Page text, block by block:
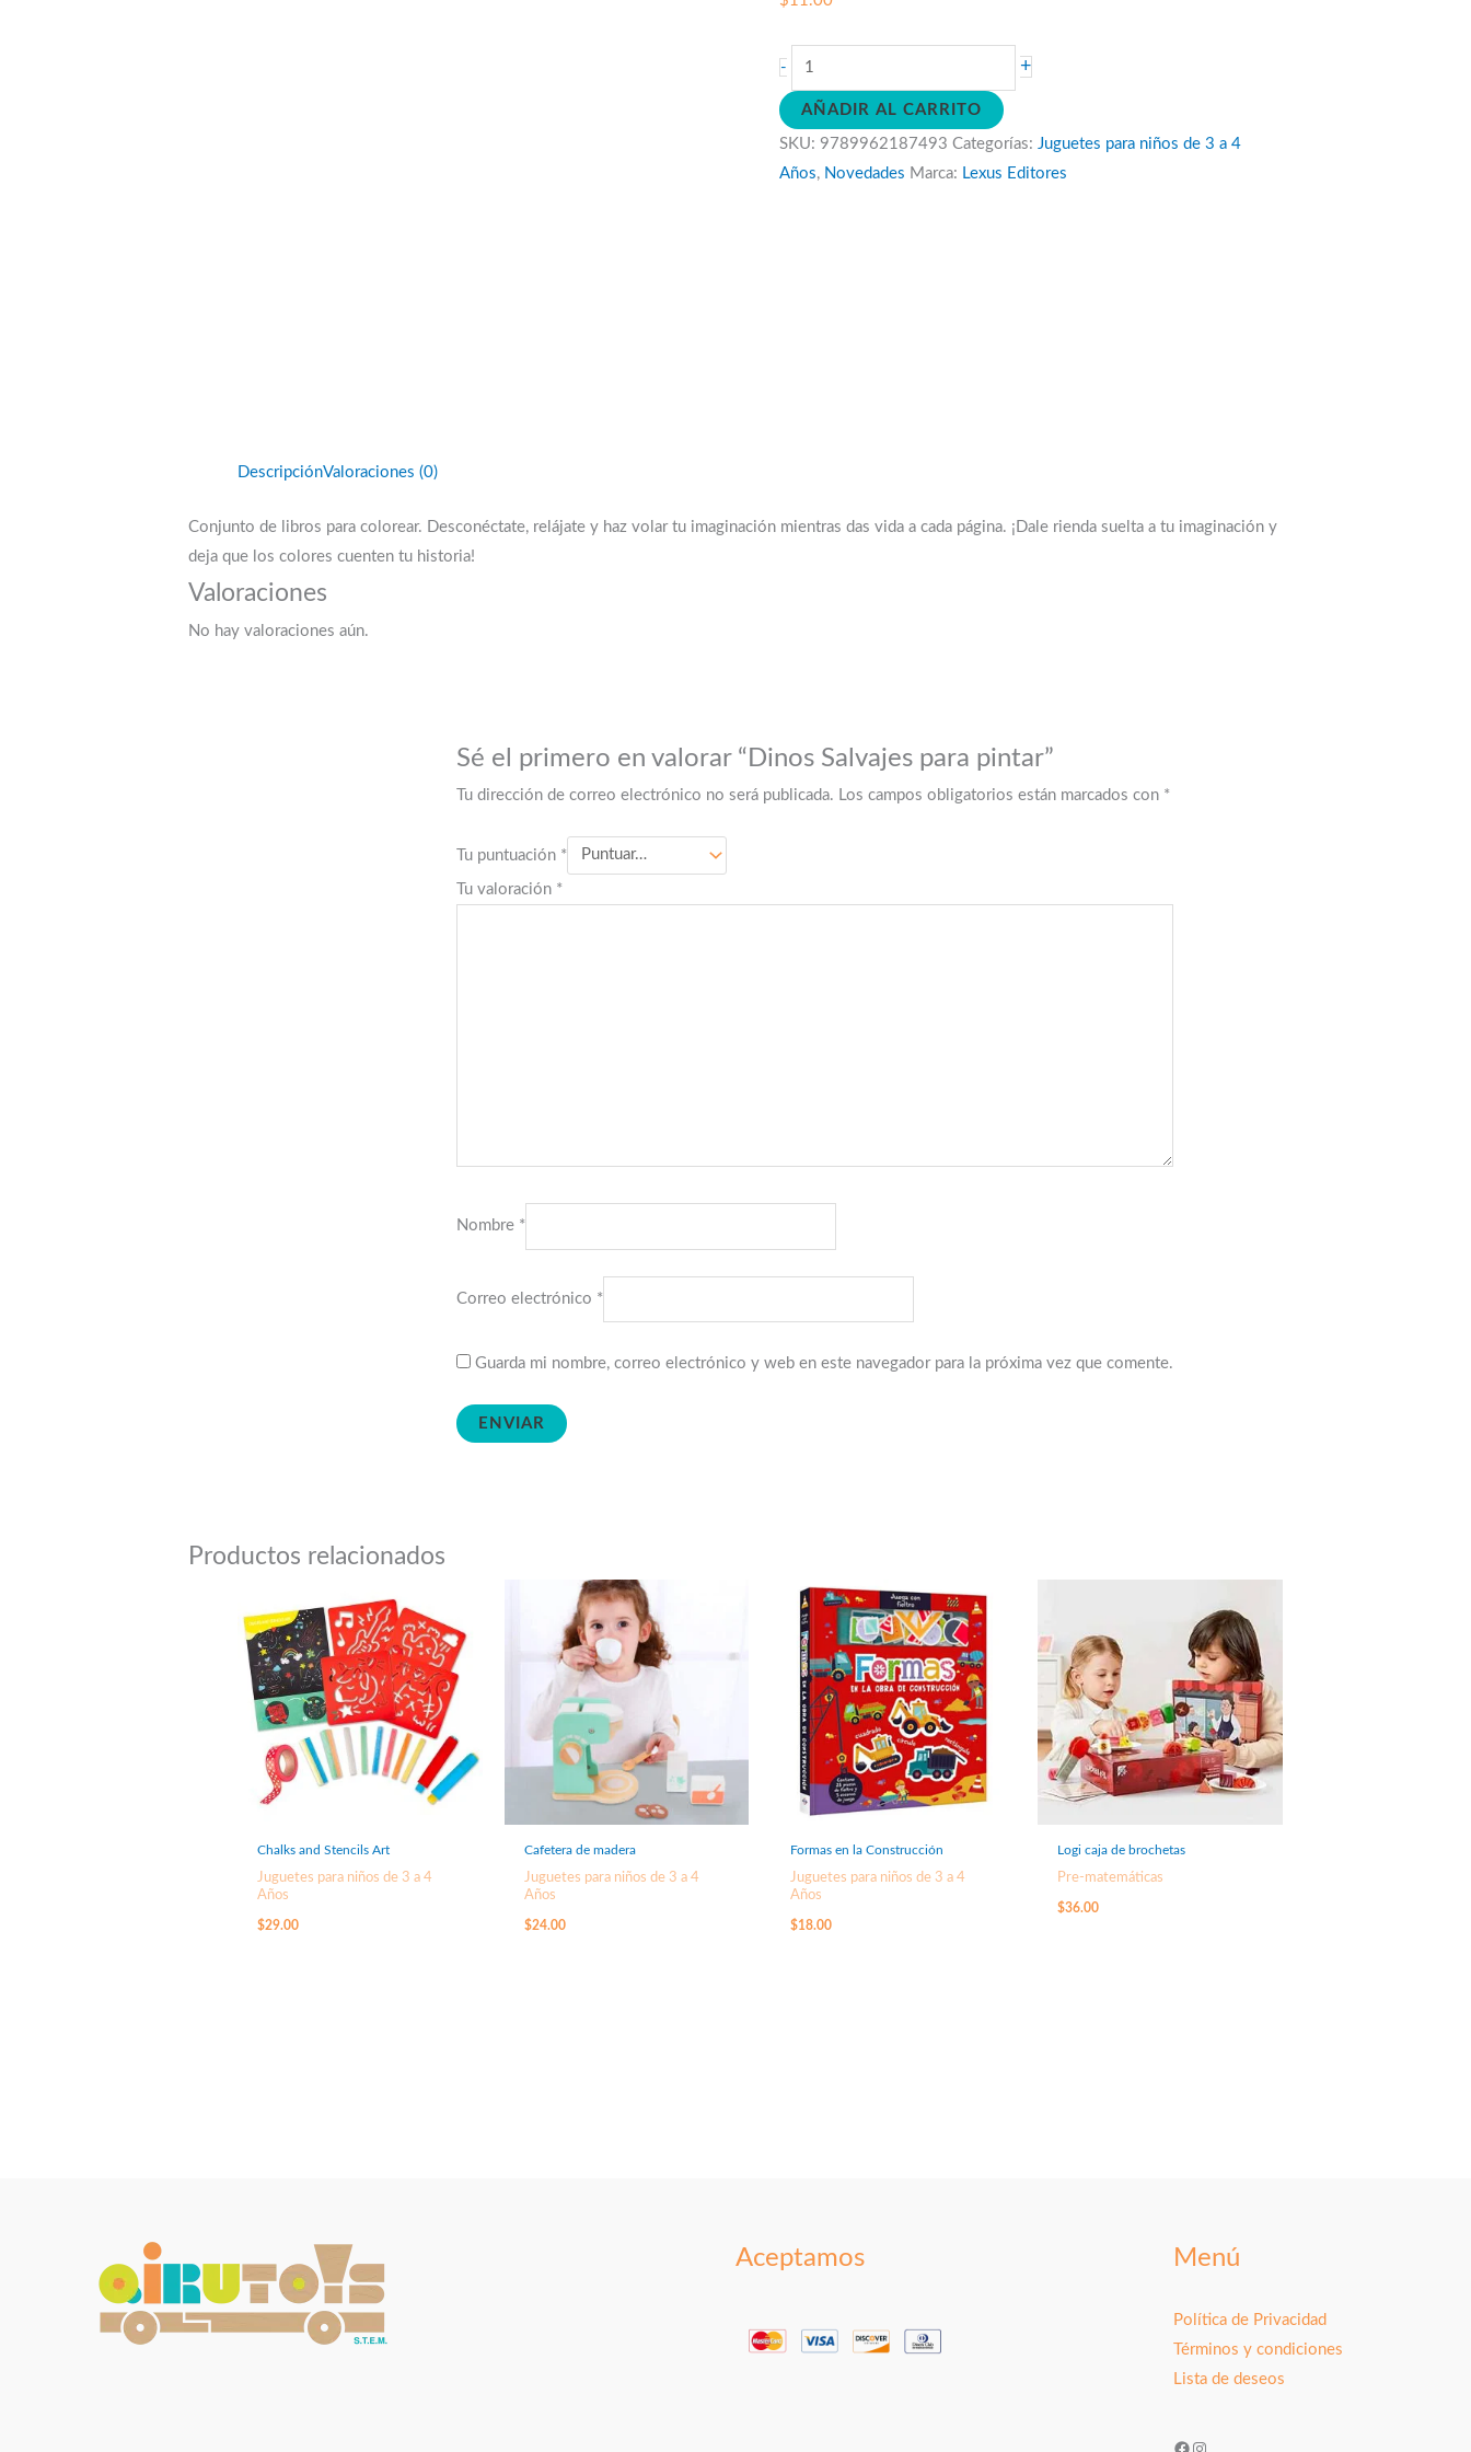
-
Dinos
Salvajes
para
pintar
cantidad
+
AÑADIR AL CARRITO
SKU: 9789962187493 Categorías: Juguetes para niños de 3 a 4
Años, Novedades Marca: Lexus Editores
DescripciónValoraciones (0)
Conjunto de libros para colorear. Desconéctate, relájate y haz volar tu imaginación mientras das vida a cada página. ¡Dale rienda suelta a tu imaginación y
deja que los colores cuenten tu historia!
Valoraciones
No hay valoraciones aún.
Sé el primero en valorar “Dinos Salvajes para pintar”
Tu dirección de correo electrónico no será publicada. Los campos obligatorios están marcados con *
Tu puntuación *
Tu valoración *
Nombre *
Correo electrónico *
Guarda mi nombre, correo electrónico y web en este navegador para la próxima vez que comente.
Productos relacionados
Chalks and Stencils Art
Juguetes para niños de 3 a 4
Años
$29.00
Cafetera de madera
Juguetes para niños de 3 a 4
Años
$24.00
Formas en la Construcción
Juguetes para niños de 3 a 4
Años
$18.00
Logi caja de brochetas
Pre-matemáticas
$36.00
Aceptamos Menú
Política de Privacidad
Términos y condiciones
Lista de deseos
Facebook
Instagram